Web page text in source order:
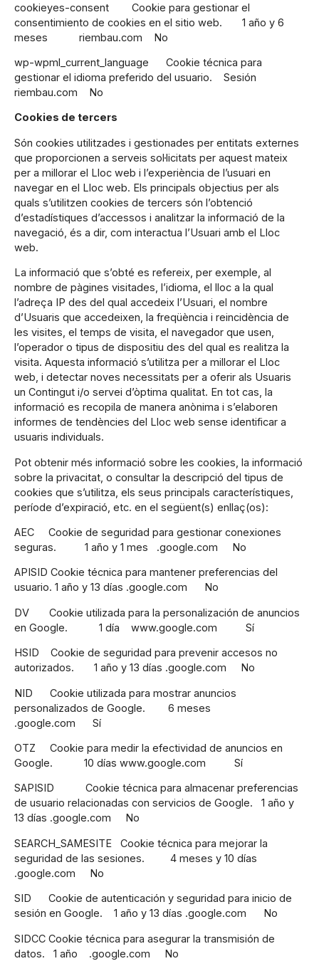
cookieyes-consent Cookie para gestionar el
consentimiento de cookies en el sitio web. 1 año y 6
meses riembau.com No
wp-wpml_current_language Cookie técnica para
gestionar el idioma preferido del usuario. Sesión
riembau.com No
Cookies de tercers
Són cookies utilitzades i gestionades per entitats externes
que proporcionen a serveis sol·licitats per aquest mateix
per a millorar el Lloc web i l’experiència de l’usuari en
navegar en el Lloc web. Els principals objectius per als
quals s’utilitzen cookies de tercers són l’obtenció
d’estadístiques d’accessos i analitzar la informació de la
navegació, és a dir, com interactua l’Usuari amb el Lloc
web.
La informació que s’obté es refereix, per exemple, al
nombre de pàgines visitades, l’idioma, el lloc a la qual
l’adreça IP des del qual accedeix l’Usuari, el nombre
d’Usuaris que accedeixen, la freqüència i reincidència de
les visites, el temps de visita, el navegador que usen,
l’operador o tipus de dispositiu des del qual es realitza la
visita. Aquesta informació s’utilitza per a millorar el Lloc
web, i detectar noves necessitats per a oferir als Usuaris
un Contingut i/o servei d’òptima qualitat. En tot cas, la
informació es recopila de manera anònima i s’elaboren
informes de tendències del Lloc web sense identificar a
usuaris individuals.
Pot obtenir més informació sobre les cookies, la informació
sobre la privacitat, o consultar la descripció del tipus de
cookies que s’utilitza, els seus principals característiques,
període d’expiració, etc. en el següent(s) enllaç(os):
AEC Cookie de seguridad para gestionar conexiones
seguras. 1 año y 1 mes .google.com No
APISID Cookie técnica para mantener preferencias del
usuario. 1 año y 13 días .google.com No
DV Cookie utilizada para la personalización de anuncios
en Google. 1 día www.google.com Sí
HSID Cookie de seguridad para prevenir accesos no
autorizados. 1 año y 13 días .google.com No
NID Cookie utilizada para mostrar anuncios
personalizados de Google. 6 meses
.google.com Sí
OTZ Cookie para medir la efectividad de anuncios en
Google. 10 días www.google.com Sí
SAPISID Cookie técnica para almacenar preferencias
de usuario relacionadas con servicios de Google. 1 año y
13 días .google.com No
SEARCH_SAMESITE Cookie técnica para mejorar la
seguridad de las sesiones. 4 meses y 10 días
.google.com No
SID Cookie de autenticación y seguridad para inicio de
sesión en Google. 1 año y 13 días .google.com No
SIDCC Cookie técnica para asegurar la transmisión de
datos. 1 año .google.com No